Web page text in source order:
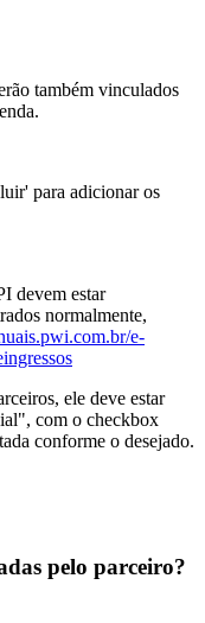
também vinculados
para adicionar os
devem estar
normalmente,
e-
ele deve estar
com o checkbox
conforme o desejado.
pelo parceiro?